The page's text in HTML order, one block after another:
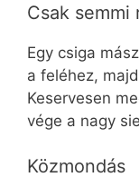
Csak semmi
Egy csiga
a feléhez,
Keservesen
vége a nagy
Közmondás